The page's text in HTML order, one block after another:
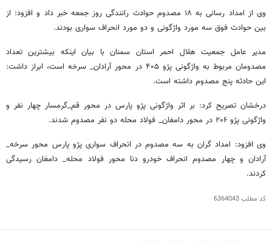
وی از امداد رسانی به ۱۸ مصدوم حوادث رانندگی روز جمعه خبر داد و افزود: از
بین حوادث فوق سه مورد واژگونی و دو مورد انحراف سواری بودند.
مدیر عامل جمعیت هلال احمر استان سمنان با بیان اینکه بیشترین تعداد
مصدومان مربوط به واژگونی پژو ۴۰۵ در محور
آرادان_ سرخهاست، ابراز داشت:
این حادثه پنج مصدوم داشته است.
درخشان تصریح کرد: بر اثر واژگونی پژو پارس در محور قم_گرمسار چهار نفر و
واژگونی پژو ۲۰۶ در محور دامغان_ فولاد محله دو نفر مصدوم شدند.
وی افزود: امداد گران به سه مصدوم در انحراف سواری پژو پارس محور سرخه_
آرادان و چهار مصدوم انحراف خودرو دنا محور فولاد محله_ دامغان رسیدگی
کردند.
کد مطلب6364043